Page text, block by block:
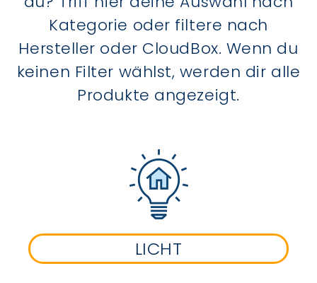
Kategorie oder filtere nach
Hersteller oder CloudBox. Wenn du
keinen Filter wählst, werden dir alle
Produkte angezeigt.
LICHT